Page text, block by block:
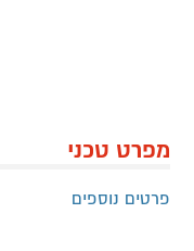
מפרט טכני
פרטים נוספים